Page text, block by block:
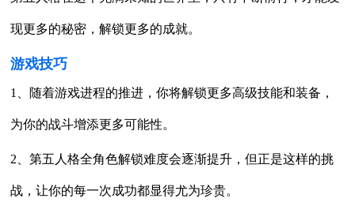
现更多的秘密，解锁更多的成就。
游戏技巧
1、随着游戏进程的推进，你将解锁更多高级技能和装备，
为你的战斗增添更多可能性。
2、第五人格全角色解锁难度会逐渐提升，但正是这样的挑
战，让你的每一次成功都显得尤为珍贵。